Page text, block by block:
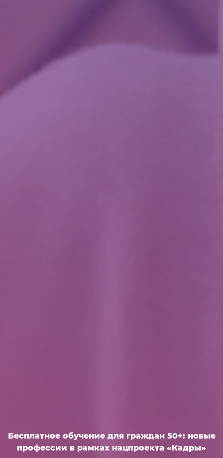
Бесплатное обучение для граждан 50+: новые
профессии в рамках нацпроекта «Кадры»